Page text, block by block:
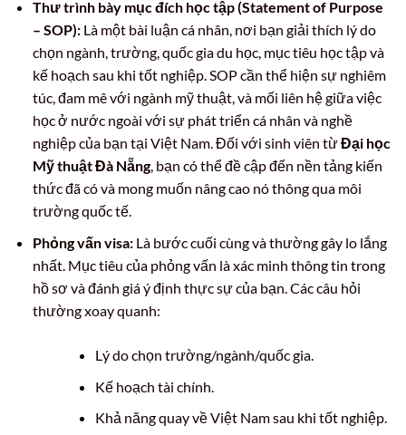
Thư trình bày mục đích học tập (Statement of Purpose
– SOP):Là một bài luận cá nhân, nơi bạn giải thích lý do
chọn ngành, trường, quốc gia du học, mục tiêu học tập và
kế hoạch sau khi tốt nghiệp. SOP cần thể hiện sự nghiêm
túc, đam mê với ngành mỹ thuật, và mối liên hệ giữa việc
học ở nước ngoài với sự phát triển cá nhân và nghề
nghiệp của bạn tại Việt Nam. Đối với sinh viên từĐại học
Mỹ thuật Đà Nẵng, bạn có thể đề cập đến nền tảng kiến
thức đã có và mong muốn nâng cao nó thông qua môi
trường quốc tế.
Phỏng vấn visa:Là bước cuối cùng và thường gây lo lắng
nhất. Mục tiêu của phỏng vấn là xác minh thông tin trong
hồ sơ và đánh giá ý định thực sự của bạn. Các câu hỏi
thường xoay quanh:
Lý do chọn trường/ngành/quốc gia.
Kế hoạch tài chính.
Khả năng quay về Việt Nam sau khi tốt nghiệp.